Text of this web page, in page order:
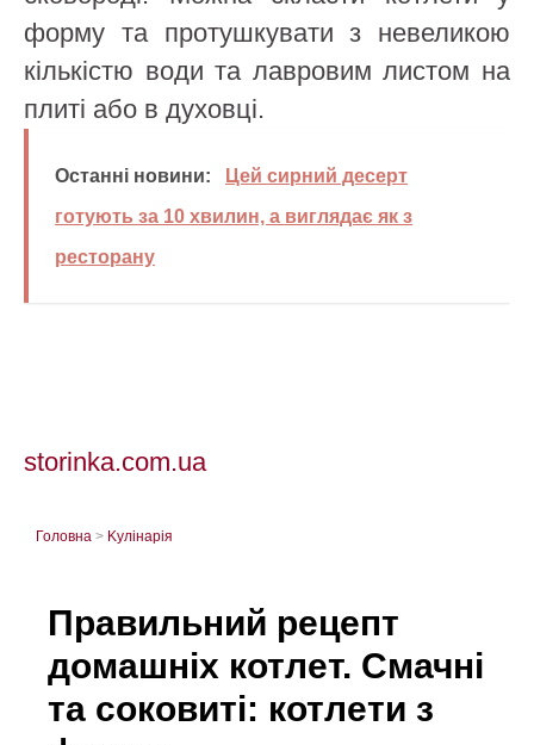
форму та протушкувати з невеликою
кількістю води та лавровим листом на
плиті або в духовці.
Останні новини:
Цей сирний десерт
готують за 10 хвилин, а виглядає як з
ресторану
storinka.com.ua
Головна > Kулінарія
Правильний рецепт
домашніх котлет. Смачні
та соковиті: котлети з